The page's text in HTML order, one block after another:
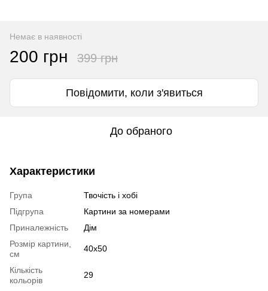
Немає в наявності
200 грн 399 грн
Повідомити, коли з'явиться
До обраного
Характеристики
Група
Твочість і хобі
Підгрупа
Картини за номерами
Приналежність
Дім
Розмір картини,
см
40х50
Кількість
кольорів
29